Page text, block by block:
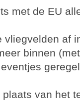
met de EU
af
binnen
van het